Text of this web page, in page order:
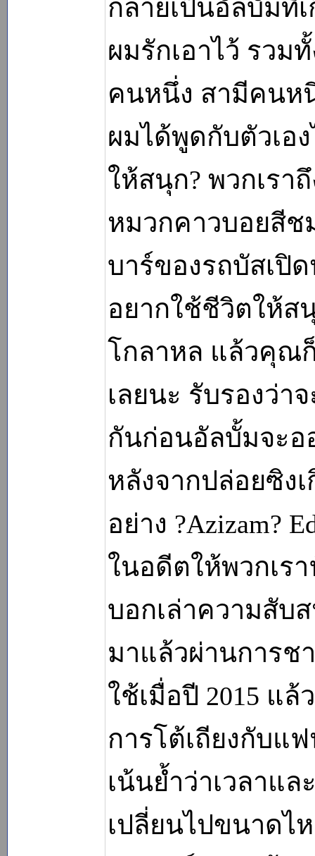
กลายเป็นอัลบั้มที่
ผมรักเอาไว้ รว
คนหนึ่ง สามีคนห
ผมได้พูดกับตัวเอ
ให้สนุก? พวกเรา
หมวกคาวบอยสีช
บาร์ของรถบัสเปิ
อยากใช้ชีวิตให้ส
โกลาหล แล้วคุณ
เลยนะ รับรองว่า
กันก่อนอัลบั้มจะ
หลังจากปล่อยซิง
อย่าง ?Azizam?
ในอดีตให้พวกเรา
บอกเล่าความสับ
มาแล้วผ่านการช
ใช้เมื่อปี 2015 แ
การโต้เถียงกับแ
เน้นย้ำว่าเวลาแ
เปลี่ยนไปขนาดไ